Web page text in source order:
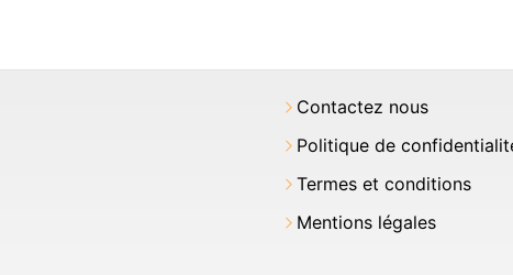
Contactez nous
Politique de
Termes et conditions
Mentions légales